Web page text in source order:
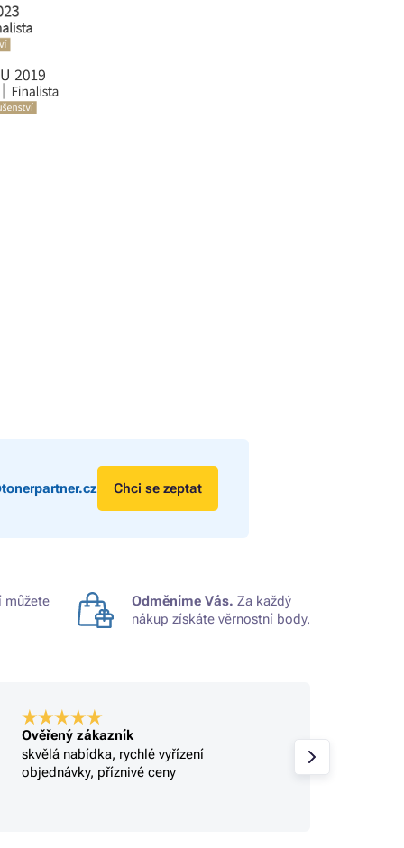
Chci se zeptat
můžete
Odměníme Vás. Za každý
nákup získáte věrnostní body.
Ověřený zákazník
skvělá nabídka, rychlé vyřízení
objednávky, příznivé ceny